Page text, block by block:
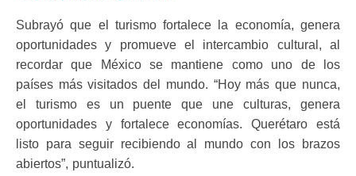
Subrayó que el turismo fortalece la economía, genera
oportunidades y promueve el intercambio cultural, al
recordar que México se mantiene como uno de los
países más visitados del mundo. “Hoy más que nunca,
el turismo es un puente que une culturas, genera
oportunidades y fortalece economías. Querétaro está
listo para seguir recibiendo al mundo con los brazos
abiertos”, puntualizó.